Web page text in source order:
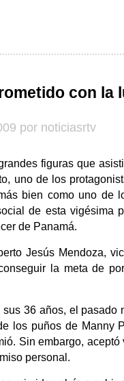
con la
por noticiasrtv
figuras que
uno de los
bien como uno de
de esta vigésima
de Panamá.
Jesús Mendoza,
la meta de
36 años, el pasado
los puños de Manny
Sin embargo,
personal.